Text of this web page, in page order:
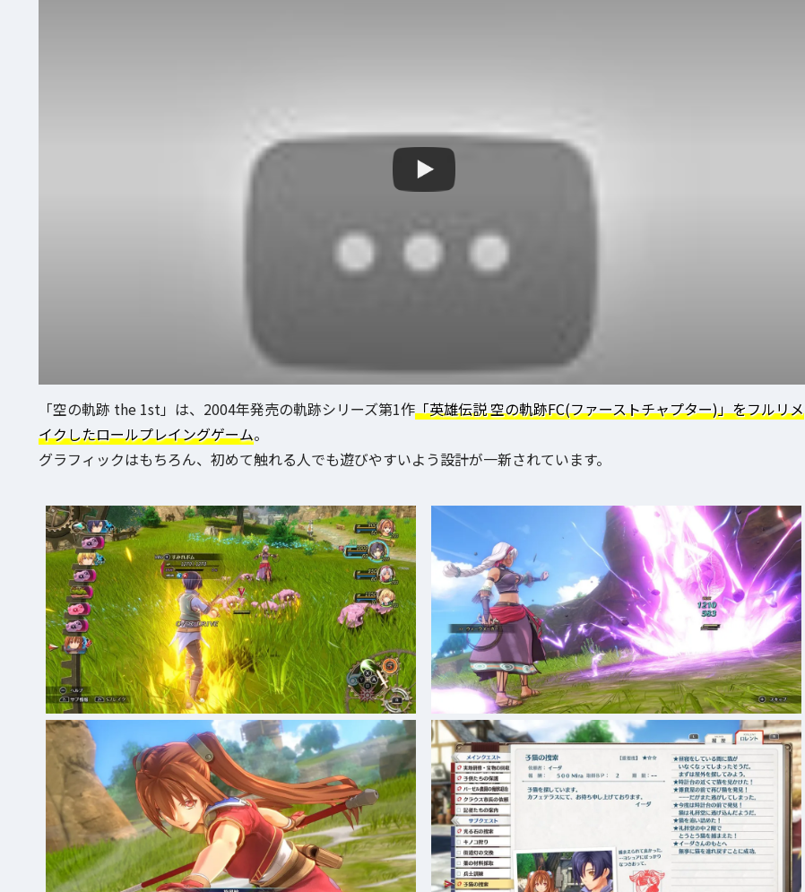
「空の軌跡 the 1st」は、2004年発売の軌跡シリーズ第1作「英雄伝説 空の軌跡FC(ファーストチャプター)」をフルリメ
イクしたロールプレイングゲーム。
グラフィックはもちろん、初めて触れる人でも遊びやすいよう設計が一新されています。